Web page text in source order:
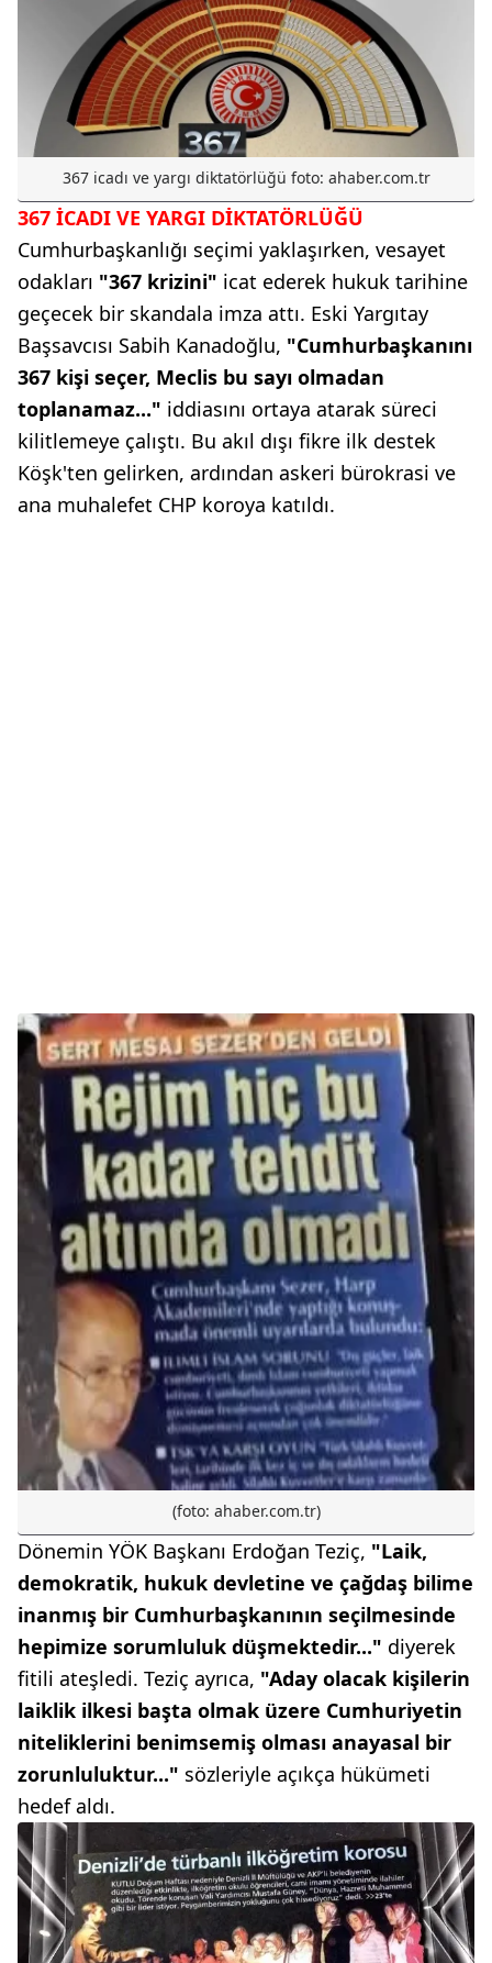
367 icadı ve yargı diktatörlüğü foto: ahaber.com.tr
367 İCADI VE YARGI DİKTATÖRLÜĞÜ
Cumhurbaşkanlığı seçimi yaklaşırken, vesayet
odakları "367 krizini" icat ederek hukuk tarihine
geçecek bir skandala imza attı. Eski Yargıtay
Başsavcısı Sabih Kanadoğlu, "Cumhurbaşkanını
367 kişi seçer, Meclis bu sayı olmadan
toplanamaz..." iddiasını ortaya atarak süreci
kilitlemeye çalıştı. Bu akıl dışı fikre ilk destek
Köşk'ten gelirken, ardından askeri bürokrasi ve
ana muhalefet CHP koroya katıldı.
(foto: ahaber.com.tr)
Dönemin YÖK Başkanı Erdoğan Teziç, "Laik,
demokratik, hukuk devletine ve çağdaş bilime
inanmış bir Cumhurbaşkanının seçilmesinde
hepimize sorumluluk düşmektedir..." diyerek
fitili ateşledi. Teziç ayrıca, "Aday olacak kişilerin
laiklik ilkesi başta olmak üzere Cumhuriyetin
niteliklerini benimsemiş olması anayasal bir
zorunluluktur..." sözleriyle açıkça hükümeti
hedef aldı.